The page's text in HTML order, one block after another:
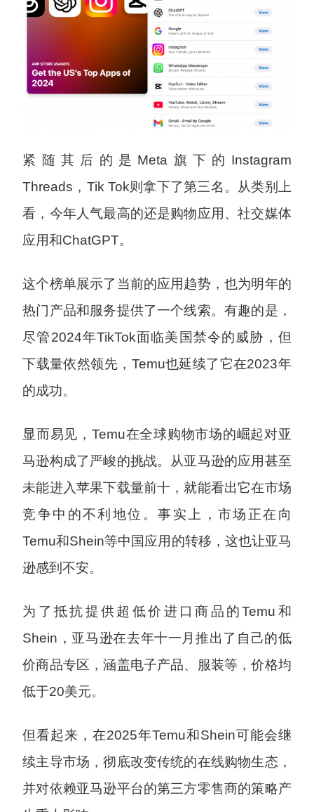
紧随其后的是Meta旗下的Instagram
Threads，Tik Tok则拿下了第三名。从类别上
看，今年人气最高的还是购物应用、社交媒体
应用和ChatGPT。
这个榜单展示了当前的应用趋势，也为明年的
热门产品和服务提供了一个线索。有趣的是，
尽管2024年TikTok面临美国禁令的威胁，但
下载量依然领先，Temu也延续了它在2023年
的成功。
显而易见，Temu在全球购物市场的崛起对亚
马逊构成了严峻的挑战。从亚马逊的应用甚至
未能进入苹果下载量前十，就能看出它在市场
竞争中的不利地位。事实上，市场正在向
Temu和Shein等中国应用的转移，这也让亚马
逊感到不安。
为了抵抗提供超低价进口商品的Temu和
Shein，亚马逊在去年十一月推出了自己的低
价商品专区，涵盖电子产品、服装等，价格均
低于20美元。
但看起来，在2025年Temu和Shein可能会继
续主导市场，彻底改变传统的在线购物生态，
并对依赖亚马逊平台的第三方零售商的策略产